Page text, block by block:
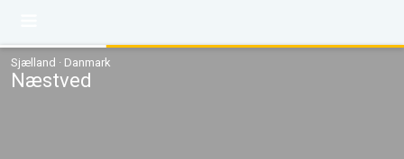
Sjælland · Danmark
Næstved